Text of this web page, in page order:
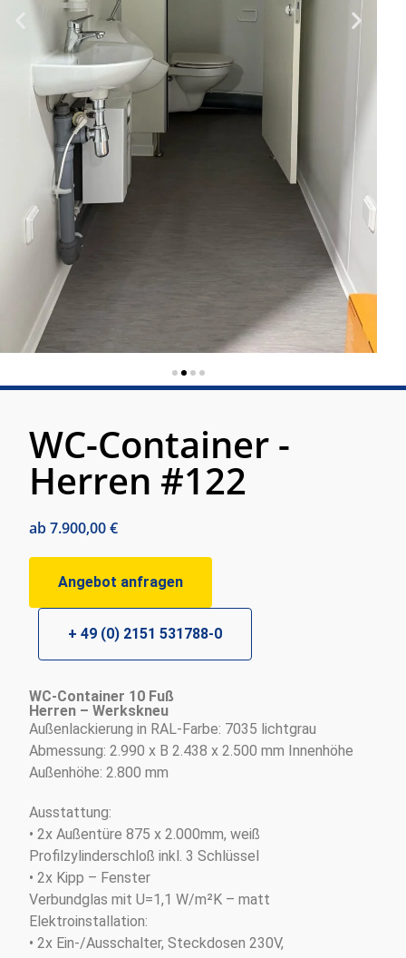
WC-Container -
Herren #122
ab7.900,00€
Angebot anfragen
+ 49 (0) 2151 531788-0
WC-Container 10 Fuß
Herren – Werkskneu
Außenlackierung in RAL-Farbe: 7035 lichtgrau
Abmessung: 2.990 x B 2.438 x 2.500 mm Innenhöhe
Außenhöhe: 2.800 mm
Ausstattung:
• 2x Außentüre 875 x 2.000mm, weiß
Profilzylinderschloß inkl. 3 Schlüssel
• 2x Kipp – Fenster
Verbundglas mit U=1,1 W/m²K – matt
Elektroinstallation:
• 2x Ein-/Ausschalter, Steckdosen 230V,